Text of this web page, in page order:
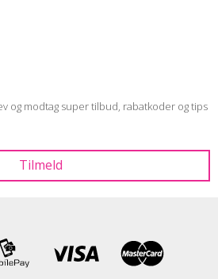
og modtag super tilbud, rabatkoder og tips